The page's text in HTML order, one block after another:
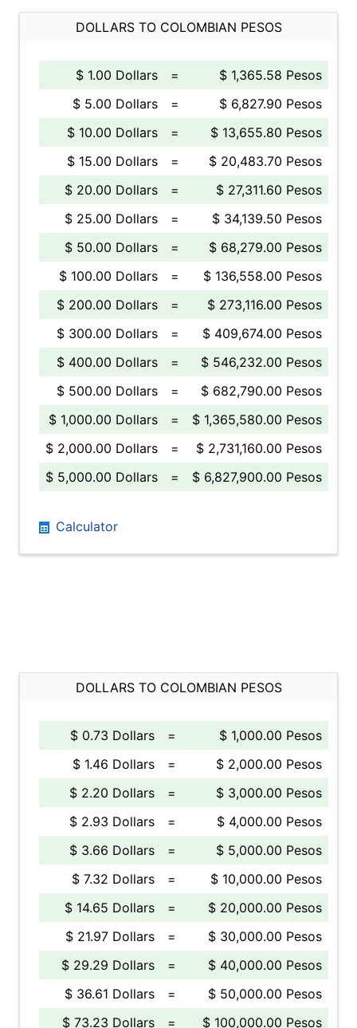
DOLLARS TO COLOMBIAN PESOS
$ 1.00 Dollars =
$ 1,365.58 Pesos
$ 5.00 Dollars
=
$ 6,827.90 Pesos
$ 10.00 Dollars
=
$ 13,655.80 Pesos
$ 15.00 Dollars
=
$ 20,483.70 Pesos
$ 20.00 Dollars
=
$ 27,311.60 Pesos
$ 25.00 Dollars
=
$ 34,139.50 Pesos
$ 50.00 Dollars
=
$ 68,279.00 Pesos
$ 100.00 Dollars
=
$ 136,558.00 Pesos
$ 200.00 Dollars
=
$ 273,116.00 Pesos
$ 300.00 Dollars
=
$ 409,674.00 Pesos
$ 400.00 Dollars
=
$ 546,232.00 Pesos
$ 500.00 Dollars
=
$ 682,790.00 Pesos
$ 1,000.00 Dollars
=
$ 1,365,580.00 Pesos
$ 2,000.00 Dollars
=
$ 2,731,160.00 Pesos
$ 5,000.00 Dollars
= $ 6,827,900.00 Pesos
Calculator
DOLLARS TO COLOMBIAN PESOS
$ 0.73 Dollars =
$ 1,000.00 Pesos
$ 1.46 Dollars
=
$ 2,000.00 Pesos
$ 2.20 Dollars
=
$ 3,000.00 Pesos
$ 2.93 Dollars
=
$ 4,000.00 Pesos
$ 3.66 Dollars
=
$ 5,000.00 Pesos
$ 7.32 Dollars
=
$ 10,000.00 Pesos
$ 14.65 Dollars
=
$ 20,000.00 Pesos
$ 21.97 Dollars
=
$ 30,000.00 Pesos
$ 29.29 Dollars
=
$ 40,000.00 Pesos
$ 36.61 Dollars
=
$ 50,000.00 Pesos
$ 73.23 Dollars
= $ 100,000.00 Pesos